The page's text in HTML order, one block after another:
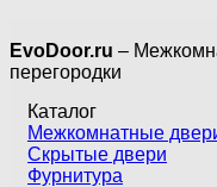
EvoDoor.ru –
перегородки
Каталог
Межкомнатные
Скрытые двери
Фурнитура